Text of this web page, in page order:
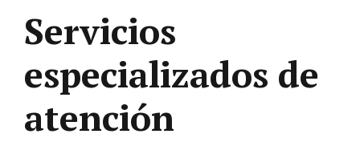
Servicios
especializados de
atención